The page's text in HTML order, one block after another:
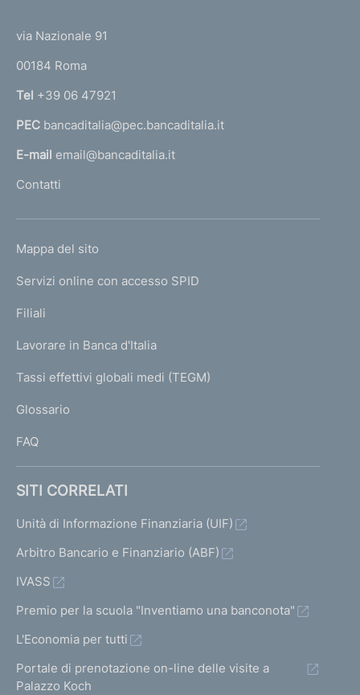
r
n
a
l
'
m
e
a
g
via Nazionale 91
00184 Roma
Tel +39 06 47921
PEC bancaditalia@pec.bancaditalia.it
E-mail email@bancaditalia.it
Contatti
L
N
K
T
I
I
Mappa del sito
Servizi online con accesso SPID
Filiali
Lavorare in Banca d'Italia
Tassi effettivi globali medi (TEGM)
Glossario
FAQ
SITI CORRELATI
Unità di Informazione Finanziaria (UIF)
Arbitro Bancario e Finanziario (ABF)
IVASS
Premio per la scuola "Inventiamo una banconota"
L'Economia per tutti
Portale di prenotazione on-line delle visite a
Palazzo Koch